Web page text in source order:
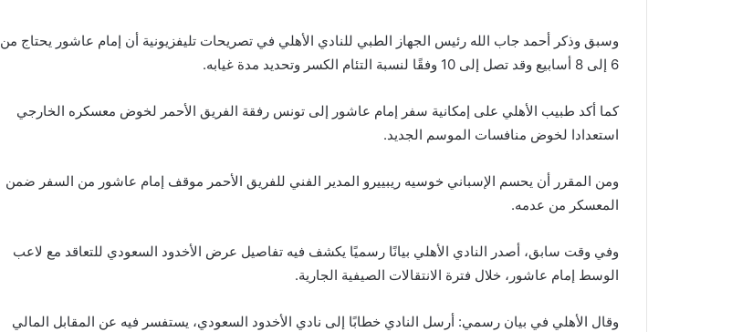
وسبق وذكر أحمد جاب الله رئيس الجهاز الطبي للنادي الأهلي في تصريحات تليفزيونية أن إمام عاشور يحتاج من
6 إلى 8 أسابيع وقد تصل إلى 10 وفقًا لنسبة التئام الكسر وتحديد مدة غيابه.
كما أكد طبيب الأهلي على إمكانية سفر إمام عاشور إلى تونس رفقة الفريق الأحمر لخوض معسكره الخارجي
استعدادا لخوض منافسات الموسم الجديد.
ومن المقرر أن يحسم الإسباني خوسيه ريبييرو المدير الفني للفريق الأحمر موقف إمام عاشور من السفر ضمن
المعسكر من عدمه.
وفي وقت سابق، أصدر النادي الأهلي بيانًا رسميًا يكشف فيه تفاصيل عرض الأخدود السعودي للتعاقد مع لاعب
الوسط إمام عاشور، خلال فترة الانتقالات الصيفية الجارية.
وقال الأهلي في بيان رسمي: أرسل النادي خطابًا إلى نادي الأخدود السعودي، يستفسر فيه عن المقابل المالي